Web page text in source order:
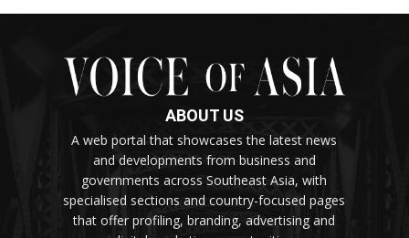
ABOUT US
A web portal that showcases the latest news
and developments from business and
governments across Southeast Asia, with
specialised sections and country-focused pages
that offer profiling, branding, advertising and